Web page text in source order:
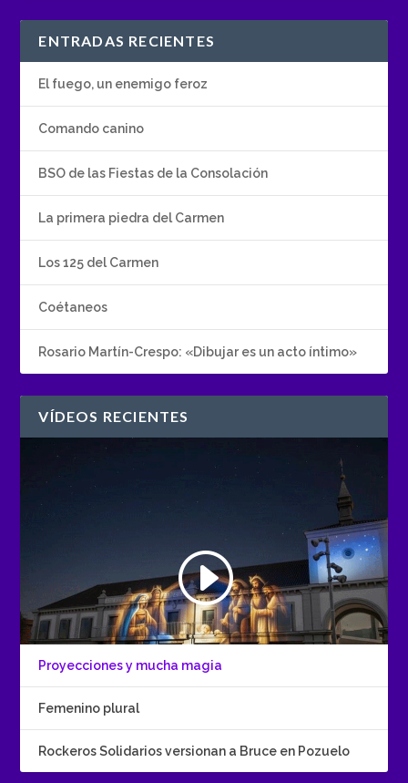
ENTRADAS RECIENTES
El fuego, un enemigo feroz
Comando canino
BSO de las Fiestas de la Consolación
La primera piedra del Carmen
Los 125 del Carmen
Coétaneos
Rosario Martín-Crespo: «Dibujar es un acto íntimo»
VÍDEOS RECIENTES
Proyecciones y mucha magia
Femenino plural
Rockeros Solidarios versionan a Bruce en Pozuelo